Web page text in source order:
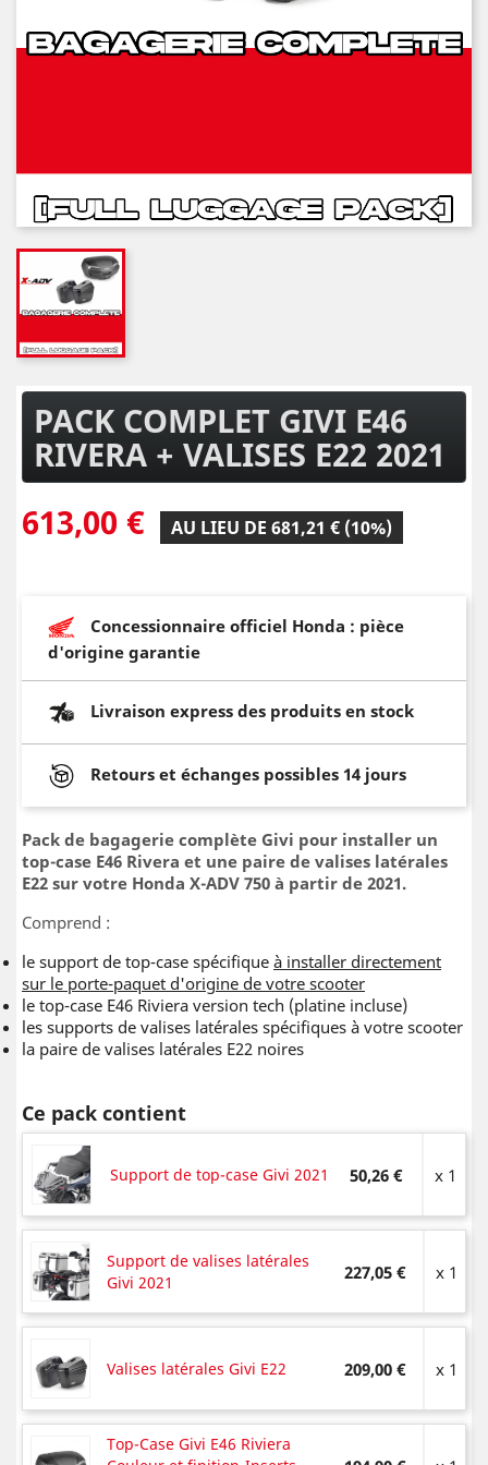
PACK COMPLET GIVI E46
RIVERA + VALISES E22 2021
613,00 €
AU LIEU DE 681,21 € (10%)
Concessionnaire officiel Honda : pièce
d'origine garantie
Livraison express des produits en stock
Retours et échanges possibles 14 jours
Pack de bagagerie complète Givi pour installer un
top-case E46 Rivera et une paire de valises latérales
E22 sur votre Honda X-ADV 750 à partir de 2021.
Comprend :
le support de top-case spécifique à installer directement
sur le porte-paquet d'origine de votre scooter
le top-case E46 Riviera version tech (platine incluse)
les supports de valises latérales spécifiques à votre scooter
la paire de valises latérales E22 noires
Ce pack contient
Support de top-case Givi 2021 50,26 € x 1
Support de valises latérales
Givi 2021
227,05 € x 1
Valises latérales Givi E22 209,00 € x 1
Top-Case Givi E46 Riviera